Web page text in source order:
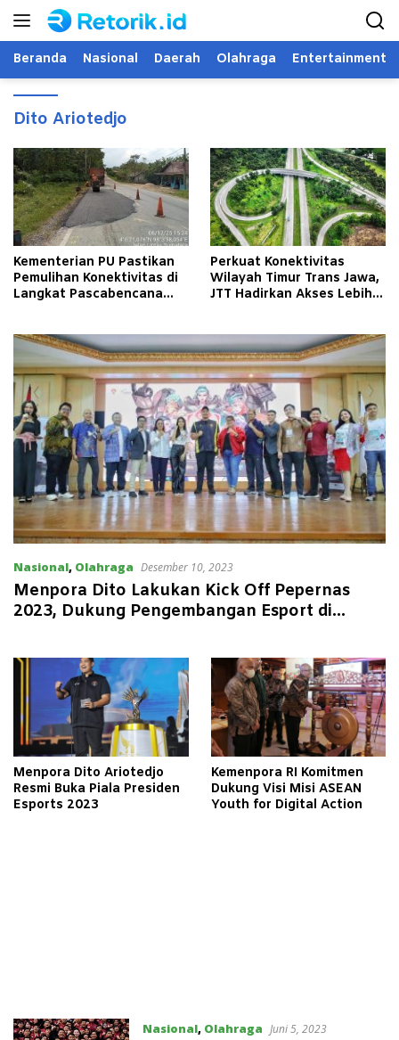
Langsung
Beranda Nasional Daerah Olahraga Entertainment
Dito Ariotedjo
Kementerian PU Pastikan
Pemulihan Konektivitas di
Langkat Pascabencana
Perkuat Konektivitas
Wilayah Timur Trans Jawa,
JTT Hadirkan Akses Lebih
Nasional, Olahraga Desember 10, 2023
Menpora Dito Lakukan Kick Off Pepernas
2023, Dukung Pengembangan Esport di
Menpora Dito Ariotedjo
Resmi Buka Piala Presiden
Esports 2023
Kemenpora RI Komitmen
Dukung Visi Misi ASEAN
Youth for Digital Action
Nasional, Olahraga Juni 5, 2023